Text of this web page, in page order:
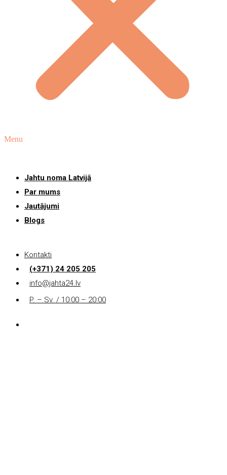
Menu
Jahtu noma Latvijā
Par mums
Jautājumi
Blogs
Kontakti
(+371) 24 205 205
info@jahta24.lv
P. – Sv. / 10:00 – 20:00